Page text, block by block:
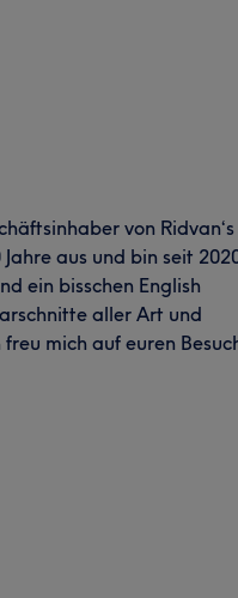
von Ridvan‘s
aus und bin seit
ein bisschen English
aller Art und
mich auf euren